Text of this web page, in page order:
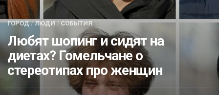
БЛИЦ-ОПРОС
АФИША
ГОРОД/ЛЮДИ/СОБЫТИЯ
Любят шопинг и сидят на
диетах? Гомельчане о
стереотипах про женщин